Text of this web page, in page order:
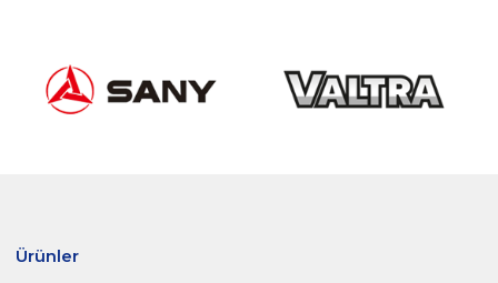
Ürünler